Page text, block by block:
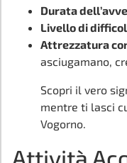
Durata
Livello di
Attrezzatura
asciugamano,
Scopri il vero
mentre ti lasci
Vogorno.
Attività